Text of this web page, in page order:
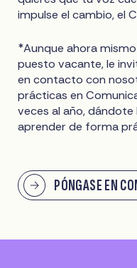
impulse el cambio, el
*Aunque ahora
puesto vacante, le
en contacto con
prácticas en
veces al año,
aprender de forma
PÓNGASE EN